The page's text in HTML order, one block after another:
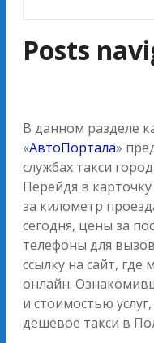
Posts
В данном разделе
«АвтоПортала»
службах такси
Перейдя в
за километр
сегодня, цены за
телефоны для
ссылку на сайт, где
онлайн.
и стоимостью
дешевое такси в